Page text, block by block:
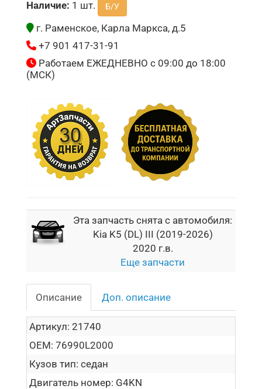
Наличие: 1 шт. Б/У
г. Раменское, Карла Маркса, д.5
+7 901 417-31-91
Работаем ЕЖЕДНЕВНО с 09:00 до 18:00
(МСК)
Эта запчасть снята с автомобиля:
Kia K5 (DL) III (2019-2026)
2020 г.в.
Еще запчасти
Описание Доп. описание
Артикул: 21740
OEM: 76990L2000
Кузов тип: седан
Двигатель номер: G4KN